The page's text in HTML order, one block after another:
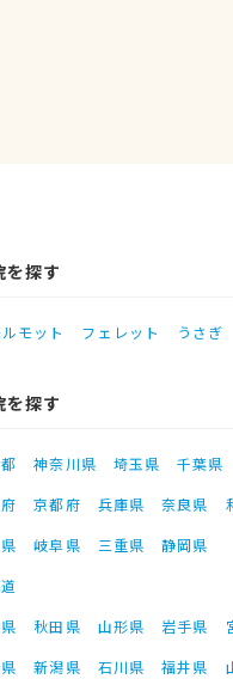
を探す
モット フェレット うさぎ
を探す
神奈川県 埼玉県 千葉県
京都府 兵庫県 奈良県
岐阜県 三重県
静岡県
秋田県 山形県 岩手県
新潟県 石川県 福井県